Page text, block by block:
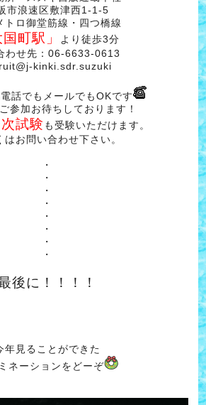
市浪速区敷津西1-1-5
トロ御堂筋線・四つ橋線
国町駅」
より徒歩3分
わせ先：06-6633-0613
kinki.sdr.suzuki
話でもメールでもOKです
参加お待ちしております！
試験 も受験いただけます。
はお問い合わせ下さい。
・
・
・
・
・
・
・
・
後に！！！！
年見ることができた
ネーションをどーぞ